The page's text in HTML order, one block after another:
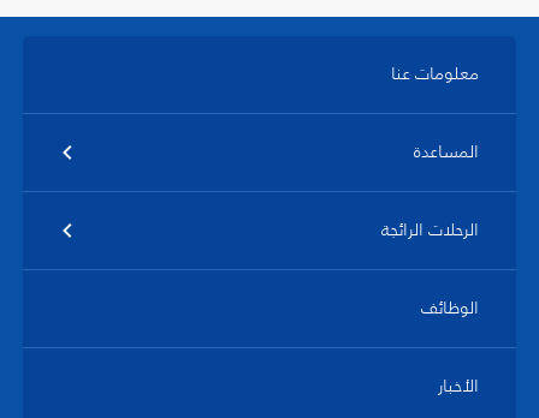
معلومات عنا
المساعدة
الرحلات الرائجة
الوظائف
الأخبار